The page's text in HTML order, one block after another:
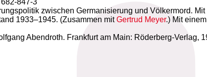
zwischen Germanisierung und Völkermord.
1933–1945. (Zusammen mitGertrud Meyer.) Mit
Abendroth. Frankfurt am Main: Röderberg-Verlag,